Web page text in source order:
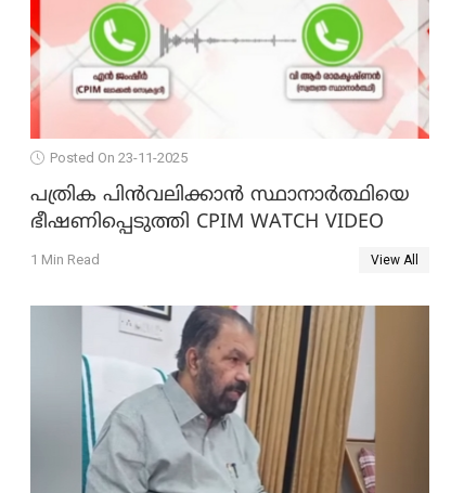
Posted On 23-11-2025
പത്രിക പിന്‍വലിക്കാന്‍ സ്ഥാനാര്‍ത്ഥിയെ
ഭീഷണിപ്പെടുത്തി CPIM WATCH VIDEO
1 Min Read View All